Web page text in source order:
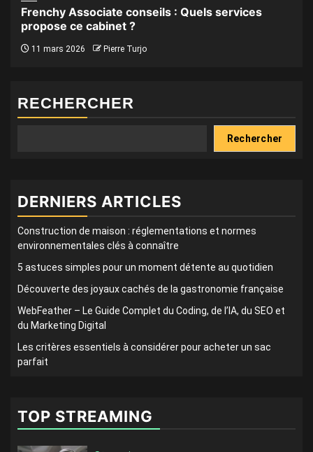
Frenchy Associate conseils : Quels services
propose ce cabinet ?
11 mars 2026 Pierre Turjo
RECHERCHER
Rechercher
DERNIERS ARTICLES
Construction de maison : réglementations et normes
environnementales clés à connaître
5 astuces simples pour un moment détente au quotidien
Découverte des joyaux cachés de la gastronomie française
WebFeather – Le Guide Complet du Coding, de l’IA, du SEO et
du Marketing Digital
Les critères essentiels à considérer pour acheter un sac
parfait
TOP STREAMING